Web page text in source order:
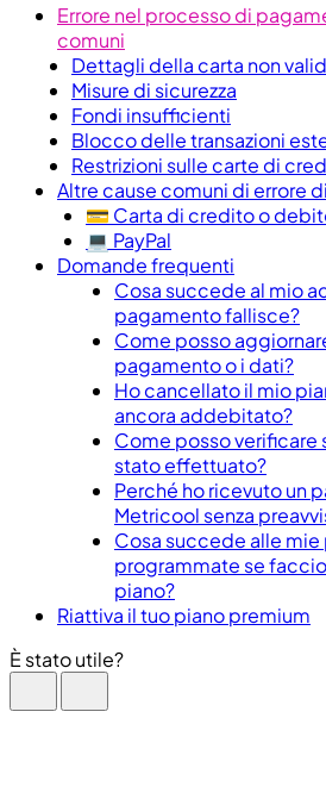
Errore nel processo di
comuni
Dettagli della carta non
Misure di sicurezza
Fondi insufficienti
Blocco delle transazioni
Restrizioni sulle carte di
Altre cause comuni di errore
💳 Carta di credito o
💻 PayPal
Domande frequenti
Cosa succede al mio
pagamento fallisce?
Come posso
pagamento o i dati?
Ho cancellato il mio
ancora addebitato?
Come posso verificare
stato effettuato?
Perché ho ricevuto un
Metricool senza
Cosa succede alle
programmate se
piano?
Riattiva il tuo piano premium
È stato utile?